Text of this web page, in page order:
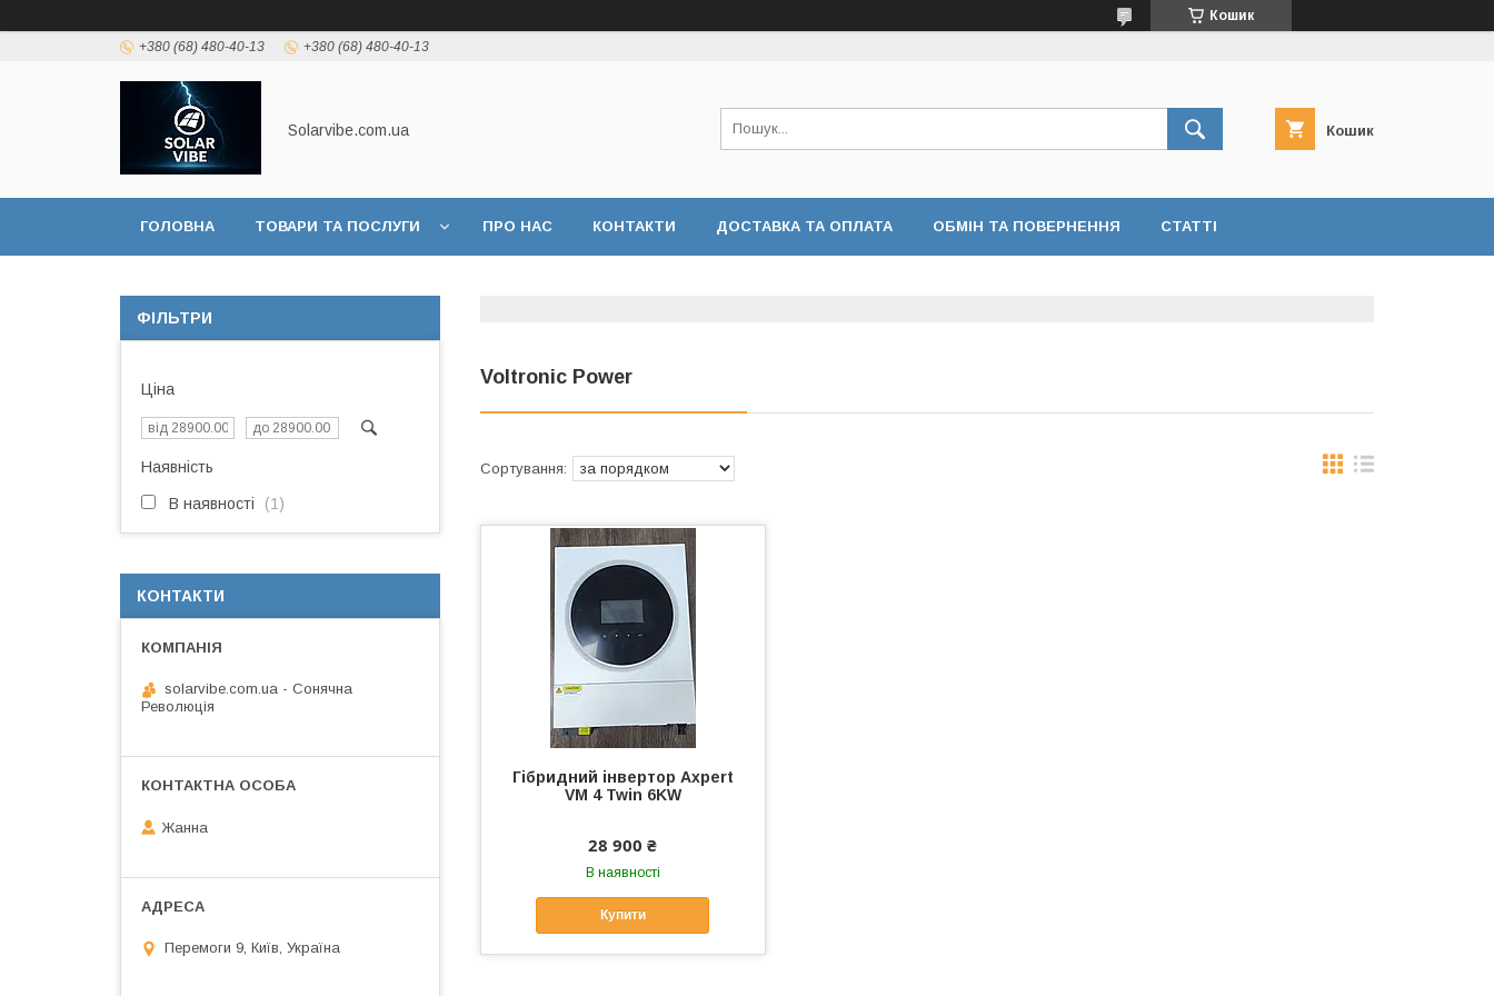
Кошик
+380 (68) 480-40-13 +380 (68) 480-40-13
Solarvibe.com.ua Кошик
ГОЛОВНА ТОВАРИ ТА ПОСЛУГИ ПРО НАС КОНТАКТИ ДОСТАВКА ТА ОПЛАТА ОБМІН ТА ПОВЕРНЕННЯ СТАТТІ
Voltronic Power
Гібридний інвертор Axpert
VM 4 Twin 6KW
28 900 ₴
В наявності
Купити
ФІЛЬТРИ
Ціна
Наявність
В наявності 1
КОНТАКТИ
solarvibe.com.ua - Сонячна
Революція
Жанна
Перемоги 9, Київ, Україна